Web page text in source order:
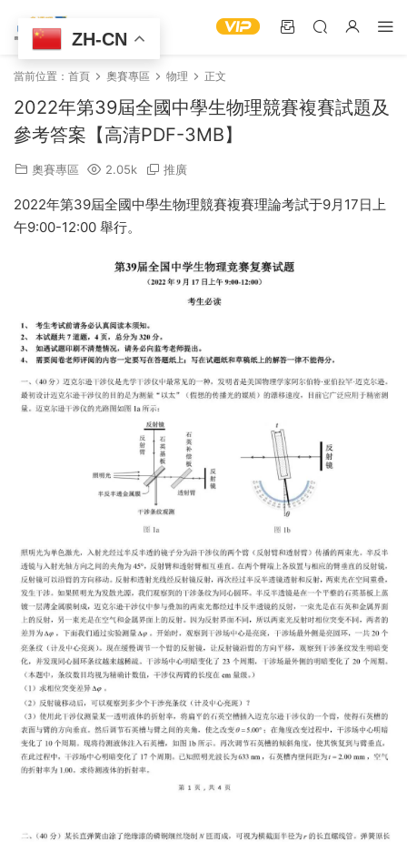
當前位置： 首頁 奧賽專區 物理 正文
2022年第39屆全國中學生物理競賽複賽試題及
參考答案【高清PDF-3MB】
奧賽專區 2.05k 推廣
2022年第39屆全國中學生物理競賽複賽理論考試于9月17日上
午9:00-12:00 舉行。
ZH-CN